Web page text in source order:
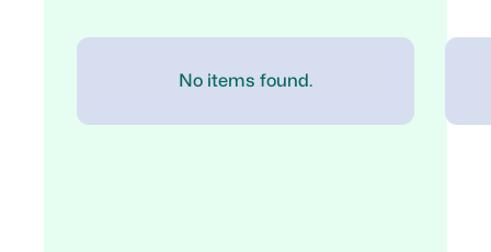
No items found.